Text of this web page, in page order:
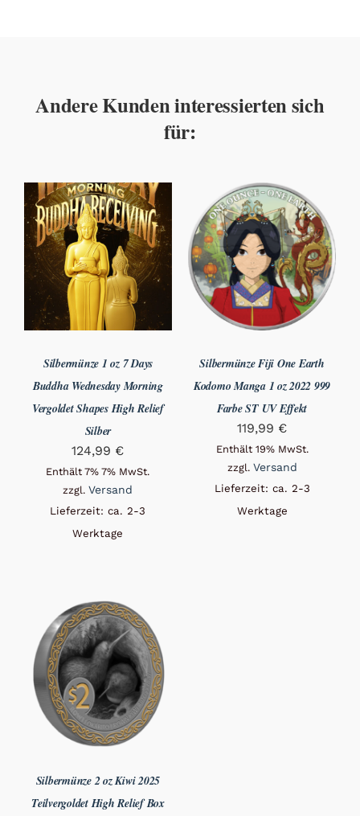
Andere Kunden interessierten sich
für:
Silbermünze 1 oz 7 Days
Buddha Wednesday Morning
Vergoldet Shapes High Relief
Silber
124,99 €
Enthält 7% 7% MwSt.
zzgl.Versand
Lieferzeit: ca. 2-3
Werktage
Silbermünze Fiji One Earth
Kodomo Manga 1 oz 2022 999
Farbe ST UV Effekt
119,99 €
Enthält 19% MwSt.
zzgl. Versand
Lieferzeit: ca. 2-3
Werktage
Silbermünze 2 oz Kiwi 2025
Teilvergoldet High Relief Box